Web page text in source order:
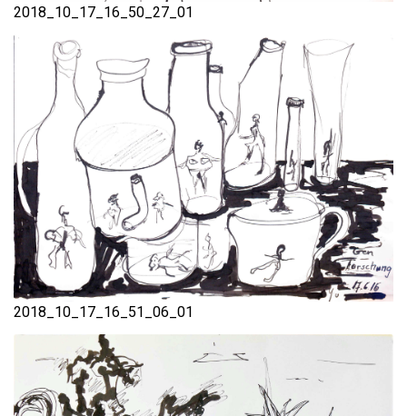
2018_10_17_16_50_27_01
2018_10_17_16_51_06_01